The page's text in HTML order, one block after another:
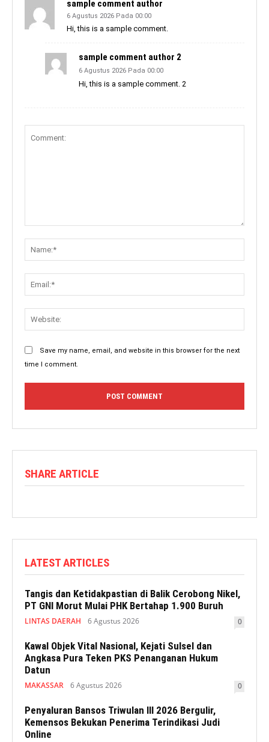
sample comment author
6 Agustus 2026 Pada 00:00
Hi, this is a sample comment.
sample comment author 2
6 Agustus 2026 Pada 00:00
Hi, this is a sample comment. 2
Save my name, email, and website in this browser for the next
time I comment.
SHARE ARTICLE
LATEST ARTICLES
Tangis dan Ketidakpastian di Balik Cerobong Nikel,
PT GNI Morut Mulai PHK Bertahap 1.900 Buruh
LINTAS DAERAH 6 Agustus 2026 0
Kawal Objek Vital Nasional, Kejati Sulsel dan
Angkasa Pura Teken PKS Penanganan Hukum
Datun
MAKASSAR 6 Agustus 2026 0
Penyaluran Bansos Triwulan III 2026 Bergulir,
Kemensos Bekukan Penerima Terindikasi Judi
Online